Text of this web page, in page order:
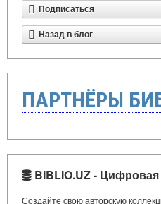
Подписаться
Назад в блог
ПАРТНЁРЫ
BIBLIO.UZ -
Создайте свою авторскую